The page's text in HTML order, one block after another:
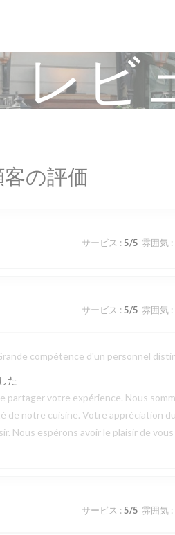
レビ
客の評価
サービス : 5/5 雰囲気:
サービス : 5/5 雰囲気:
compétence d'un personnel
た
partager votre expérience. Nous
de notre cuisine. Votre appréciation
Nous espérons avoir le plaisir de
サービス : 5/5 雰囲気: